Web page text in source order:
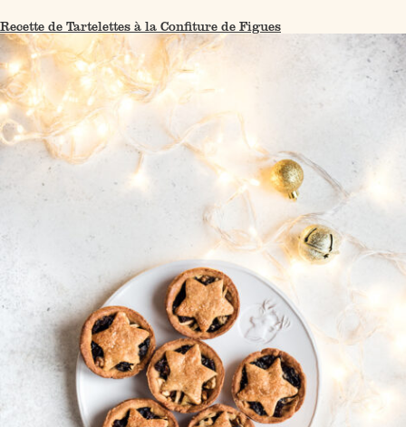
Recette de Tartelettes à la Confiture de Figues